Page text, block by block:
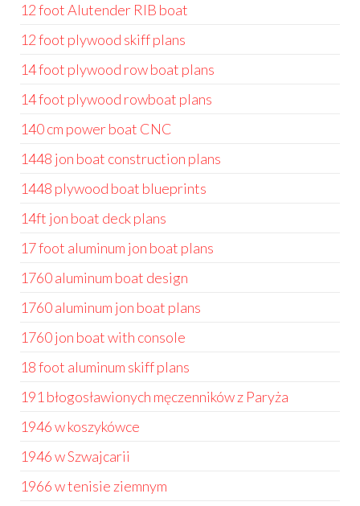
12 foot Alutender RIB boat
12 foot plywood skiff plans
14 foot plywood row boat plans
14 foot plywood rowboat plans
140 cm power boat CNC
1448 jon boat construction plans
1448 plywood boat blueprints
14ft jon boat deck plans
17 foot aluminum jon boat plans
1760 aluminum boat design
1760 aluminum jon boat plans
1760 jon boat with console
18 foot aluminum skiff plans
191 błogosławionych męczenników z Paryża
1946 w koszykówce
1946 w Szwajcarii
1966 w tenisie ziemnym